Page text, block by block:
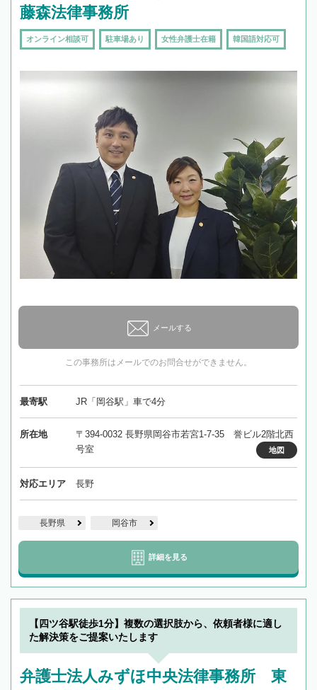
藤森法律事務所
オンライン相談可 駐車場あり 女性弁護士在籍 韓国語対応可
メールする
この事務所はメールでのお問合せができません。
最寄駅 JR「岡谷駅」車で4分
所在地
〒394-0032 長野県岡谷市若宮1-7-35 誉ビル2階北西
号室
地図
対応エリア 長野
長野県 岡谷市
詳細を見る
【四ツ谷駅徒歩1分】複数の選択肢から、依頼者様に適し
た解決策をご提案いたします
弁護士法人みずほ中央法律事務所 東